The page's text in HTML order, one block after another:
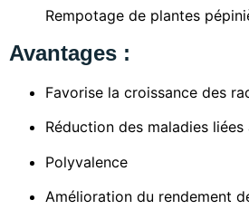
Rempotage de plantes
Avantages :
Favorise la croissance des
Réduction des maladies liées
Polyvalence
Amélioration du rendement